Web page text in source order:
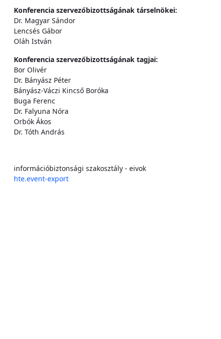
Konferencia szervezőbizottságának társelnökei:
Dr. Magyar Sándor
Lencsés Gábor
Oláh István
Konferencia szervezőbizottságának tagjai:
Bor Olivér
Dr. Bányász Péter
Bányász-Váczi Kincső Boróka
Buga Ferenc
Dr. Falyuna Nóra
Orbók Ákos
Dr. Tóth András
információbiztonsági szakosztály - eivok
hte.event-export